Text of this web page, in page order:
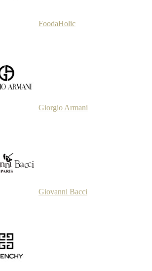
FoodaHolic
Giorgio Armani
Giovanni Bacci